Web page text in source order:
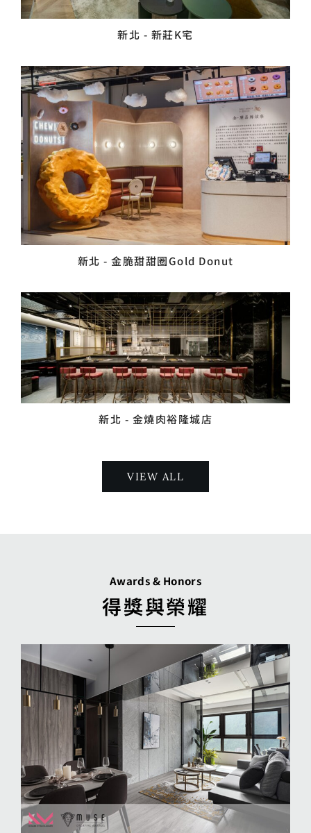
新北 - 新莊K宅
新北 - 金脆甜甜圈Gold Donut
新北 - 金燒肉裕隆城店
VIEW ALL
Awards & Honors
得獎與榮耀